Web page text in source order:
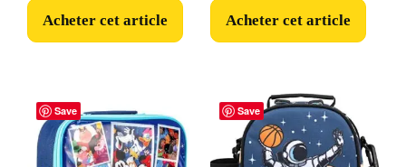
Acheter cet article Acheter cet article
Save Save